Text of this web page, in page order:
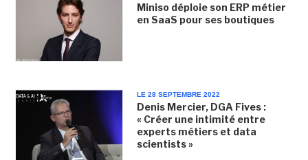
Miniso déploie son ERP métier
en SaaS pour ses boutiques
LE 28 SEPTEMBRE 2022
Denis Mercier, DGA Fives :
« Créer une intimité entre
experts métiers et data
scientists »